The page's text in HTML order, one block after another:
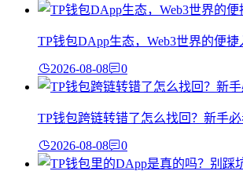
TP钱包DApp生态，Web3世界的便
2026-08-08 0
TP钱包跨链转错了怎么找回？新手
2026-08-08 0